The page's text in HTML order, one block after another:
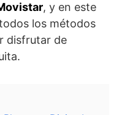
, y en este
los métodos
disfrutar de